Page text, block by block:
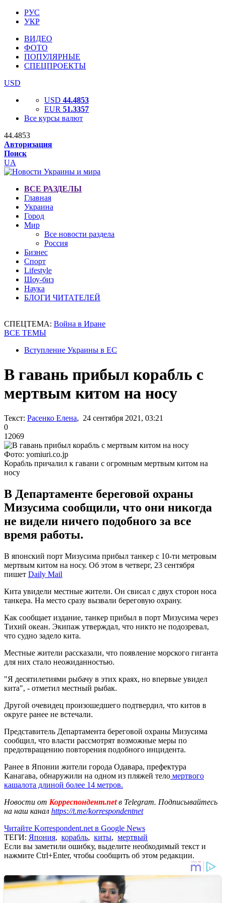
РУС
УКР
ВИДЕО
ФОТО
ПОПУЛЯРНЫЕ
СПЕЦПРОЕКТЫ
USD
USD 44.4853
EUR 51.3357
Все курсы валют
44.4853
Авторизация
Поиск
UA
ВСЕ РАЗДЕЛЫ
Главная
Украина
Город
Мир
Все новости раздела
Россия
Бизнес
Спорт
Lifestyle
Шоу-биз
Наука
БЛОГИ ЧИТАТЕЛЕЙ
СПЕЦТЕМА: Война в Иране
ВСЕ ТЕМЫ
Вступление Украины в ЕС
В гавань прибыл корабль с
мертвым китом на носу
Текст: Расенко Елена, 24 сентября 2021, 03:21
0
12069
Фото: yomiuri.co.jp
Корабль причалил к гавани с огромным мертвым китом на
носу
В Департаменте береговой охраны
Мизусима сообщили, что они никогда
не видели ничего подобного за все
время работы.
В японский порт Мизусима прибыл танкер с 10-ти метровым
мертвым китом на носу. Об этом в четверг, 23 сентября
пишет Daily Mail
Кита увидели местные жители. Он свисал с двух сторон носа
танкера. На место сразу вызвали береговую охрану.
Как сообщает издание, танкер прибыл в порт Мизусима через
Тихий океан. Экипаж утверждал, что никто не подозревал,
что судно задело кита.
Местные жители рассказали, что появление морского гиганта
для них стало неожиданностью.
"Я десятилетиями рыбачу в этих краях, но впервые увидел
кита", - отметил местный рыбак.
Другой очевидец произошедшего подтвердил, что китов в
округе ранее не встечали.
Представитель Департамента береговой охраны Мизусима
сообщил, что власти рассмотрят возможные меры по
предотвращению повторения подобного инцидента.
Ранее в Японии жители города Одавара, префектура
Канагава, обнаружили на одном из пляжей тело мертвого
кашалота длиной более 14 метров.
Новости от Корреспондент.netв Telegram. Подписывайтесь
на наш канал https://t.me/korrespondentnet
Читайте Korrespondent.net в Google News
ТЕГИ: Япония, корабль, киты, мертвый
Если вы заметили ошибку, выделите необходимый текст и
нажмите Ctrl+Enter, чтобы сообщить об этом редакции.